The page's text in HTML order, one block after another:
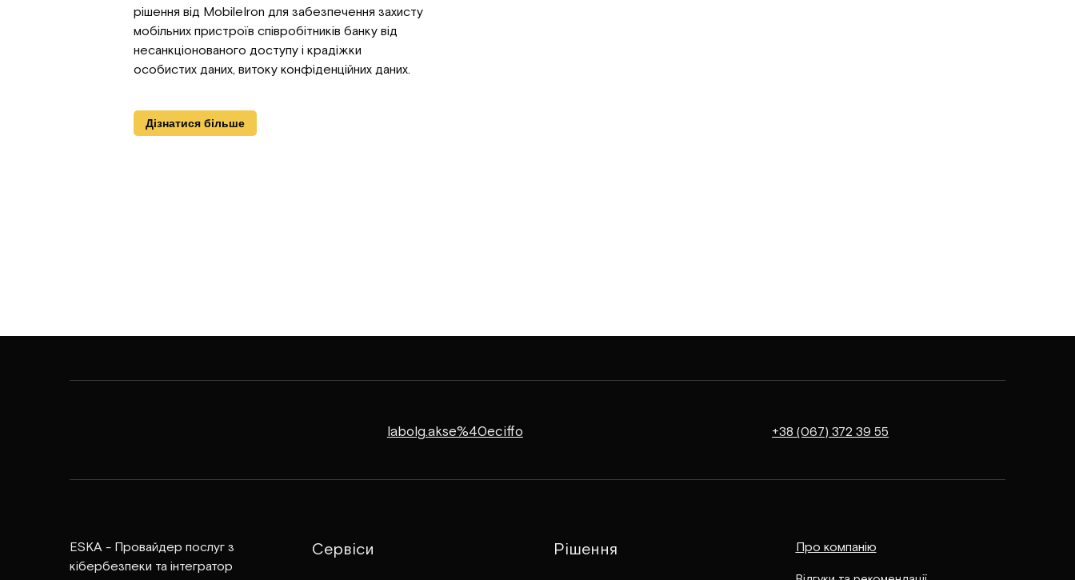
рішення від MobileIron для забезпечення захисту
мобільних пристроїв співробітників банку від
несанкціонованого доступу і крадіжки
особистих даних, витоку конфіденційних даних.
Дізнатися більше
labolg.akse%40eciffo +38 (067) 372 39 55
ESKA - Провайдер послуг з
кібербезпеки та інтегратор
Сервіси Рішення Про компанію